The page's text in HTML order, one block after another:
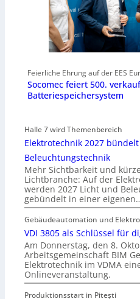
Feierliche Ehrung auf der EES
Socomec feiert 500.
Batteriespeichersystem
Halle 7 wird Themenbereich
Elektrotechnik 2027
Beleuchtungstechnik
Mehr Sichtbarkeit und
Lichtbranche: Auf der
werden 2027 Licht und
gebündelt in einer
Gebäudeautomation und
VDI 3805 als Schlüssel für
Am Donnerstag, den 8.
Arbeitsgemeinschaft BIM
Elektrotechnik im VDMA
Onlineveranstaltung.
Produktionsstart in Piteşti